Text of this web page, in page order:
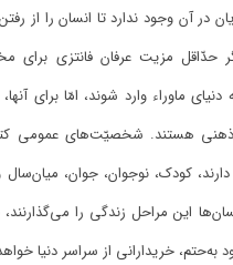
در آن وجود ندارد تا انسان را از
حدّاقل مزیت عرفان فانتزی برای
دنیای ماوراء وارد شوند، امّا برای
هستند. شخصیّتهای عمومی
کودک، نوجوان، جوان، میانسال
ها این مراحل زندگی را می
بهحتم، خریدارانی از سراسر دنیا